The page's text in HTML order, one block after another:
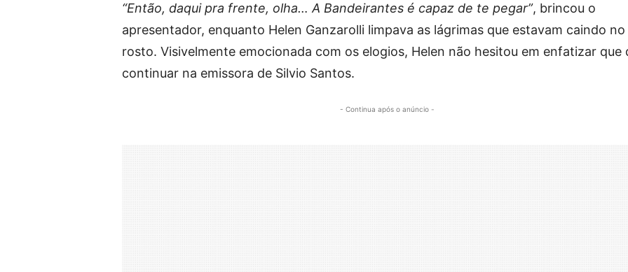
“Então, daqui pra frente, olha… A Bandeirantes é capaz de te pegar”, brincou o
apresentador, enquanto Helen Ganzarolli limpava as lágrimas que estavam caindo no
rosto. Visivelmente emocionada com os elogios, Helen não hesitou em enfatizar que
continuar na emissora de Silvio Santos.
- Continua após o anúncio -